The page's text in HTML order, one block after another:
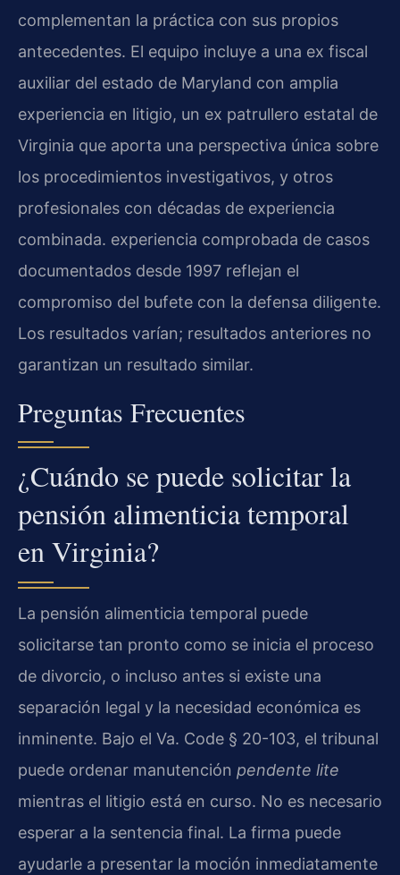
complementan la práctica con sus propios
antecedentes. El equipo incluye a una ex fiscal
auxiliar del estado de Maryland con amplia
experiencia en litigio, un ex patrullero estatal de
Virginia que aporta una perspectiva única sobre
los procedimientos investigativos, y otros
profesionales con décadas de experiencia
combinada. experiencia comprobada de casos
documentados desde 1997 reflejan el
compromiso del bufete con la defensa diligente.
Los resultados varían; resultados anteriores no
garantizan un resultado similar.
Preguntas Frecuentes
¿Cuándo se puede solicitar la
pensión alimenticia temporal
en Virginia?
La pensión alimenticia temporal puede
solicitarse tan pronto como se inicia el proceso
de divorcio, o incluso antes si existe una
separación legal y la necesidad económica es
inminente. Bajo el Va. Code § 20-103, el tribunal
puede ordenar manutención pendente lite
mientras el litigio está en curso. No es necesario
esperar a la sentencia final. La firma puede
ayudarle a presentar la moción inmediatamente